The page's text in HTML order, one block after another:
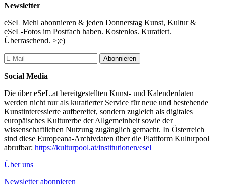
Newsletter
eSeL Mehl abonnieren & jeden Donnerstag Kunst, Kultur &
eSeL-Fotos im Postfach haben. Kostenlos. Kuratiert.
Überraschend. >;e)
Abonnieren
Social Media
Die über eSeL.at bereitgestellten Kunst- und Kalenderdaten
werden nicht nur als kuratierter Service für neue und bestehende
Kunstinteressierte aufbereitet, sondern zugleich als digitales
europäisches Kulturerbe der Allgemeinheit sowie der
wissenschaftlichen Nutzung zugänglich gemacht. In Österreich
sind diese Europeana-Archivdaten über die Plattform Kulturpool
abrufbar: https://kulturpool.at/institutionen/esel
Über uns
Newsletter abonnieren